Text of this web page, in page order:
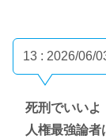
13 : 2026/06/
死刑でいいよ
人権最強論